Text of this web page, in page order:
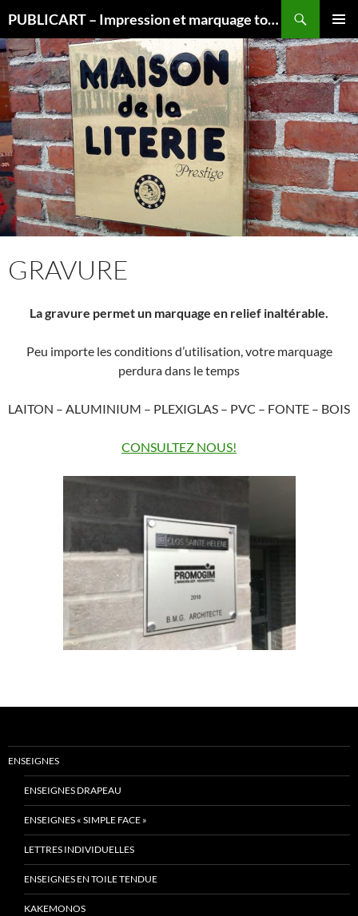
au
contenu
PUBLICART – Impression et marquage tous supports
MENU
GRAVURE
La gravure permet un marquage en relief inaltérable.
Peu importe les conditions d’utilisation, votre marquage
perdura dans le temps
LAITON – ALUMINIUM – PLEXIGLAS – PVC – FONTE – BOIS
CONSULTEZ NOUS!
ENSEIGNES
ENSEIGNES DRAPEAU
ENSEIGNES « SIMPLE FACE »
LETTRES INDIVIDUELLES
ENSEIGNES EN TOILE TENDUE
KAKEMONOS